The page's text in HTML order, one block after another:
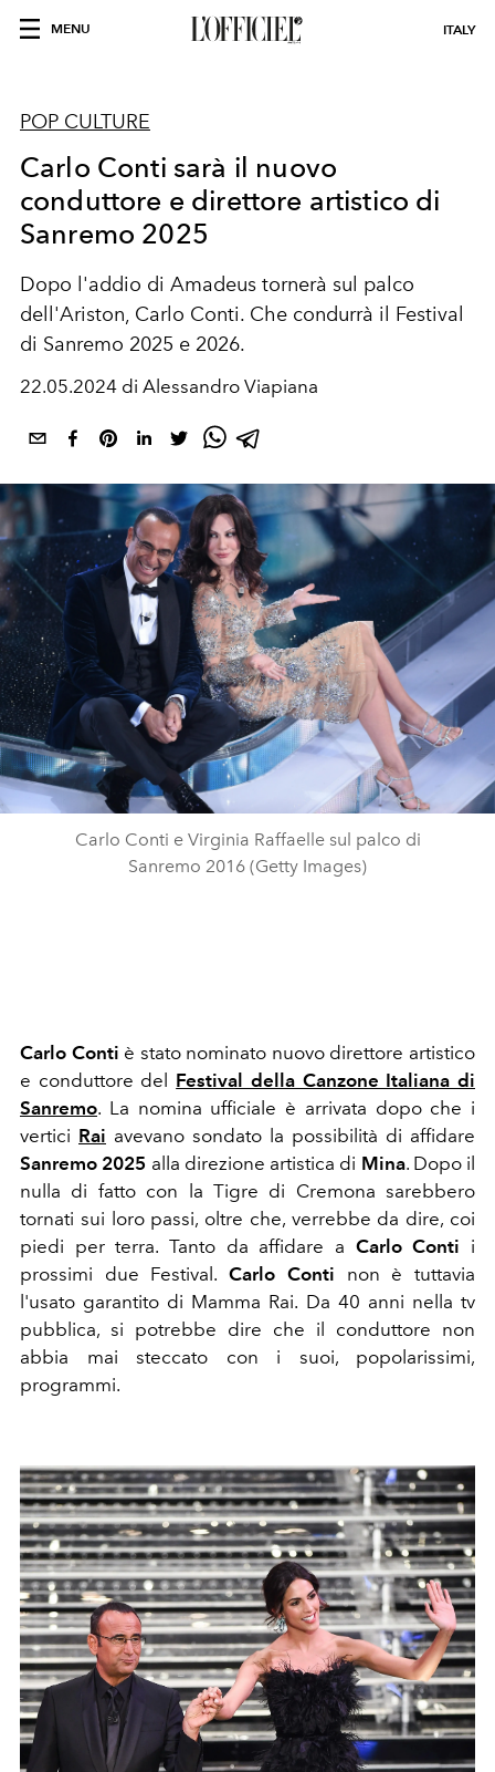
MENU ITALY
POP CULTURE
Carlo Conti sarà il nuovo
conduttore e direttore artistico di
Sanremo 2025
Dopo l'addio di Amadeus tornerà sul palco
dell'Ariston, Carlo Conti. Che condurrà il Festival
di Sanremo 2025 e 2026.
22.05.2024 di Alessandro Viapiana
Carlo Conti e Virginia Raffaelle sul palco di
Sanremo 2016 (Getty Images)
Carlo Conti è stato nominato nuovo direttore artistico
e conduttore del Festival della Canzone Italiana di
Sanremo. La nomina ufficiale è arrivata dopo che i
vertici Rai avevano sondato la possibilità di affidare
Sanremo 2025 alla direzione artistica di Mina. Dopo il
nulla di fatto con la Tigre di Cremona sarebbero
tornati sui loro passi, oltre che, verrebbe da dire, coi
piedi per terra. Tanto da affidare a Carlo Conti i
prossimi due Festival.Carlo Conti non è tuttavia
l'usato garantito di Mamma Rai. Da 40 anni nella tv
pubblica, si potrebbe dire che il conduttore non
abbia mai steccato con i suoi, popolarissimi,
programmi.